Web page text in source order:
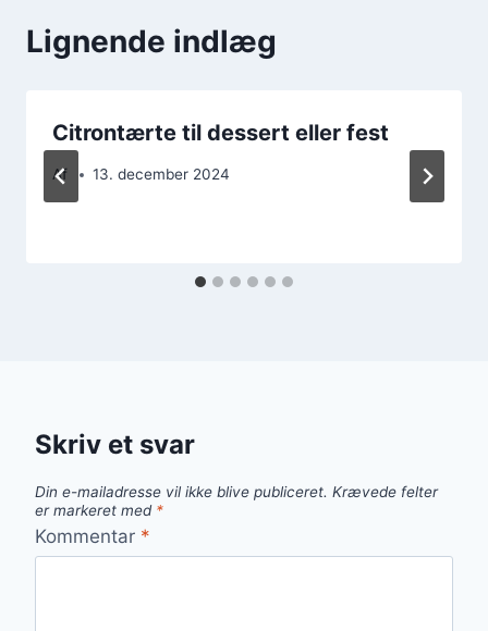
Lignende indlæg
Citrontærte til dessert eller fest
Af 13. december 2024
Skriv et svar
Din e-mailadresse vil ikke blive publiceret. Krævede felter
er markeret med *
Kommentar *